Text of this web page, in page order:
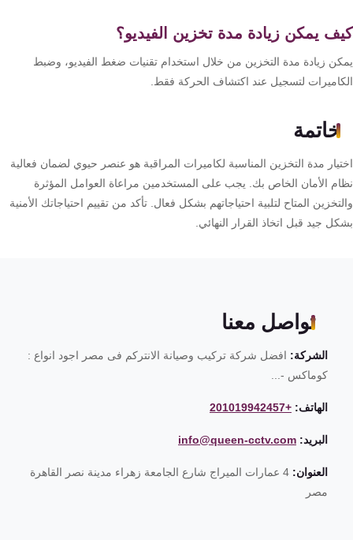
يمكن زيادة مدة تخزين الفيديو؟
زيادة مدة التخزين من خلال استخدام تقنيات ضغط الفيديو، وضبط
لتسجيل عند اكتشاف الحركة فقط.
خاتمة
مدة التخزين المناسبة لكاميرات المراقبة هو عنصر حيوي لضمان فعالية
الأمان الخاص بك. يجب على المستخدمين مراعاة العوامل المؤثرة
المتاح لتلبية احتياجاتهم بشكل فعال. تأكد من تقييم احتياجاتك الأمنية
جيد قبل اتخاذ القرار النهائي.
تواصل معنا
الشركة:افضل شركة تركيب وصيانة الانتركم فى مصر اجود انواع :
كوماكس -...
الهاتف: +201019942457
البريد: info@queen-cctv.com
العنوان:
4 عمارات الميراج شارع الجامعة زهراء مدينة نصر القاهرة
مصر